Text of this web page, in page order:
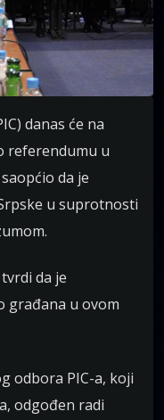
danas će na
referendumu u
da je
u suprotnosti
da je
građana u ovom
odbora PIC-a, koji
odgođen radi